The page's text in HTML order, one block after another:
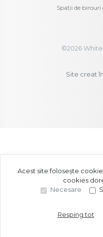
Spații de
©2026White
Site creat în
Acest site folosește
cookies
Necesare
Resping tot